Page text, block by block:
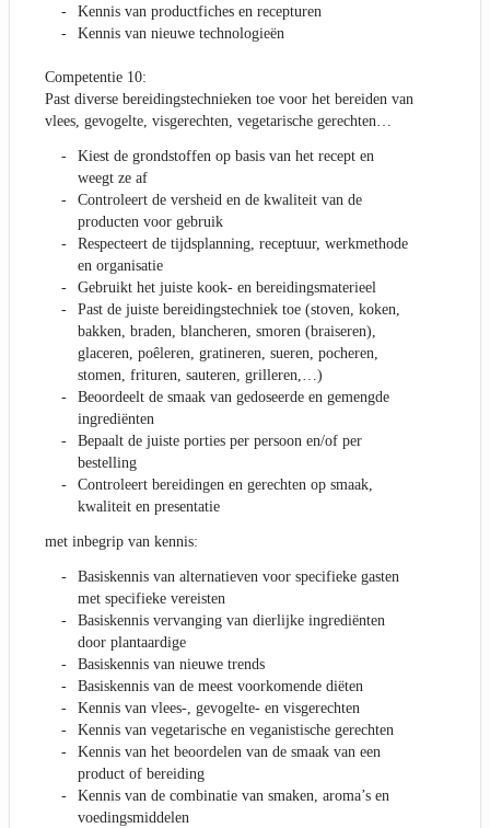
Kennis van productfiches en recepturen
Kennis van nieuwe technologieën
Competentie 10:
Past diverse bereidingstechnieken toe voor het bereiden van
vlees, gevogelte, visgerechten, vegetarische gerechten…
Kiest de grondstoffen op basis van het recept en
weegt ze af
Controleert de versheid en de kwaliteit van de
producten voor gebruik
Respecteert de tijdsplanning, receptuur, werkmethode
en organisatie
Gebruikt het juiste kook- en bereidingsmaterieel
Past de juiste bereidingstechniek toe (stoven, koken,
bakken, braden, blancheren, smoren (braiseren),
glaceren, poêleren, gratineren, sueren, pocheren,
stomen, frituren, sauteren, grilleren,…)
Beoordeelt de smaak van gedoseerde en gemengde
ingrediënten
Bepaalt de juiste porties per persoon en/of per
bestelling
Controleert bereidingen en gerechten op smaak,
kwaliteit en presentatie
met inbegrip van kennis:
Basiskennis van alternatieven voor specifieke gasten
met specifieke vereisten
Basiskennis vervanging van dierlijke ingrediënten
door plantaardige
Basiskennis van nieuwe trends
Basiskennis van de meest voorkomende diëten
Kennis van vlees-, gevogelte- en visgerechten
Kennis van vegetarische en veganistische gerechten
Kennis van het beoordelen van de smaak van een
product of bereiding
Kennis van de combinatie van smaken, aroma’s en
voedingsmiddelen